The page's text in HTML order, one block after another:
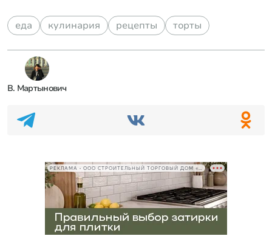
еда кулинария рецепты торты
В. Мартынович